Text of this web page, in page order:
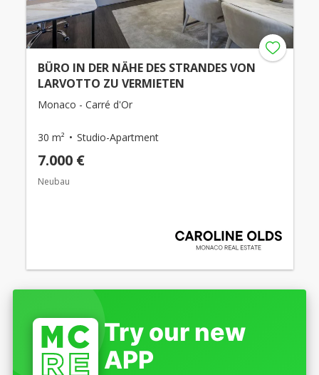
BÜRO IN DER NÄHE DES STRANDES VON
LARVOTTO ZU VERMIETEN
Monaco - Carré d'Or
30 m² Studio-Apartment
7.000 €
Neubau
Try our new
APP